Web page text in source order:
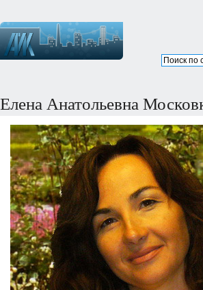
Елена Анатольевна